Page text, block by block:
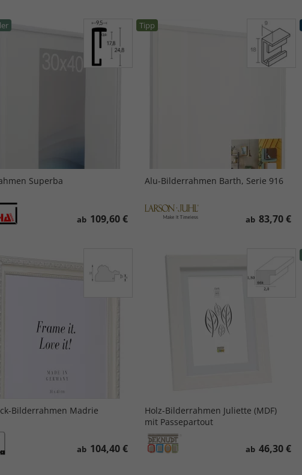
Superba
ab 109,60 €
Tipp
Alu-Bilderrahmen Barth, Serie 916
ab 83,70 €
Bilderrahmen Madrie
ab 104,40 €
Holz-Bilderrahmen Juliette (MDF)
mit Passepartout
ab 46,30 €